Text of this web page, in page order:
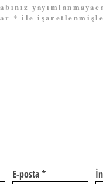
* ile
E-posta*